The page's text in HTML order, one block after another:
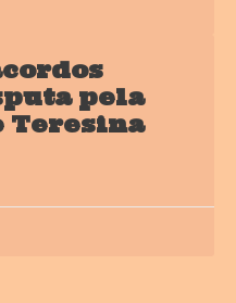
pela
Teresina